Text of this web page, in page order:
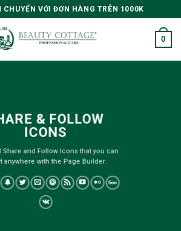
CHUYỂN VỚI ĐƠN HÀNG TRÊN 1000K
0
& FOLLOW
ICONS
Share and Follow Icons that you can
anywhere with the Page Builder.